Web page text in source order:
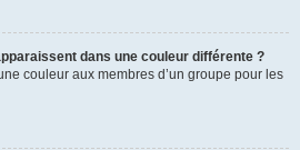
dans une couleur différente ?
couleur aux membres d’un groupe pour les